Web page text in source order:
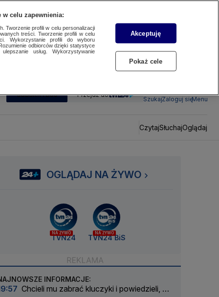
SUBSKRYBUJ Przejdź do
SzukajZaloguj sięMenu
CzytajSłuchajOglądaj
OGLĄDAJ NA ŻYWO
NA ŻYWO
TVN24
NA ŻYWO
TVN24 BiS
INFORMACJE:
Chcieli mu zabrać kluczyki i powiedzieli, że
w celu zapewnienia:
Tworzenie profili w celu personalizacji
treści. Tworzenie profili w celu
Wykorzystanie profili do wyboru
odbiorców dzięki statystyce
usług. Wykorzystywanie
Akceptuję
Pokaż cele